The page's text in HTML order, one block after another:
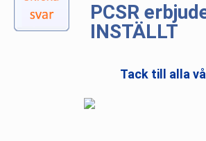
PCSR
INSTÄLLT
Tack till alla